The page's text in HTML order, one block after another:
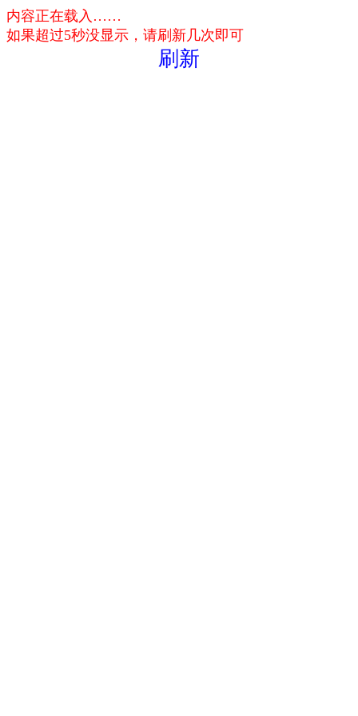
内容正在载入……
如果超过5秒没显示，请刷新几次即可
刷新